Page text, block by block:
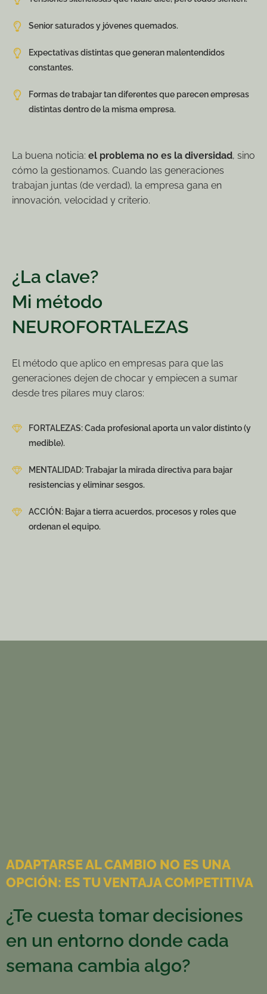
Senior saturados y jóvenes quemados.
Expectativas distintas que generan malentendidos
constantes.
Formas de trabajar tan diferentes que parecen empresas
distintas dentro de la misma empresa.
La buena noticia: el problema no es la diversidad, sino
cómo la gestionamos. Cuando las generaciones
trabajan juntas (de verdad), la empresa gana en
innovación, velocidad y criterio.
¿La clave?
Mi método
NEUROFORTALEZAS
El método que aplico en empresas para que las
generaciones dejen de chocar y empiecen a sumar
desde tres pilares muy claros:
FORTALEZAS: Cada profesional aporta un valor distinto (y
medible).
MENTALIDAD: Trabajar la mirada directiva para bajar
resistencias y eliminar sesgos.
ACCIÓN: Bajar a tierra acuerdos, procesos y roles que
ordenan el equipo.
ADAPTARSE AL CAMBIO NO ES UNA
OPCIÓN: ES TU VENTAJA COMPETITIVA
¿Te cuesta tomar decisiones
en un entorno donde cada
semana cambia algo?